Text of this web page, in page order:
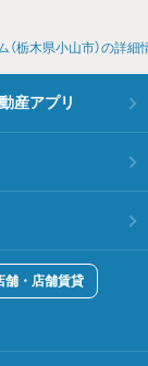
栃木県小山市）の詳細
産アプリ
舗・店舗賃貸